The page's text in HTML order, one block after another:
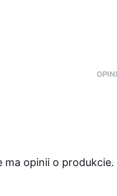
ma opinii o produkcie.